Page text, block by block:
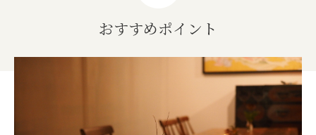
おすすめポイント